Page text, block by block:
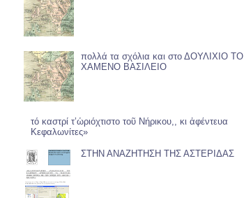
πολλά τα σχόλια και στο ΔΟΥΛΙΧΙΟ ΤΟ
ΧΑΜΕΝΟ ΒΑΣΙΛΕΙΟ
τό καστρί τ’ὡριόχτιστο τοῦ Νήρικου,, κι ἀφέντευα
Κεφαλωνίτες»
ΣΤΗΝ ΑΝΑΖΗΤΗΣΗ ΤΗΣ ΑΣΤΕΡΙΔΑΣ